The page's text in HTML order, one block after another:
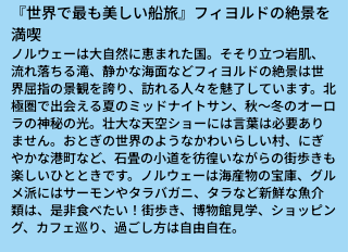
『世界で最も美しい船旅』フィヨルドの絶景を
満喫
ノルウェーは大自然に恵まれた国。そそり立つ岩肌、
流れ落ちる滝、静かな海面などフィヨルドの絶景は世
界屈指の景観を誇り、訪れる人々を魅了しています。北
極圏で出会える夏のミッドナイトサン、秋～冬のオーロ
ラの神秘の光。壮大な天空ショーには言葉は必要あり
ません。おとぎの世界のようなかわいらしい村、にぎ
やかな港町など、石畳の小道を彷徨いながらの街歩きも
楽しいひとときです。ノルウェーは海産物の宝庫、グル
メ派にはサーモンやタラバガニ、タラなど新鮮な魚介
類は、是非食べたい！街歩き、博物館見学、ショッピン
グ、カフェ巡り、過ごし方は自由自在。